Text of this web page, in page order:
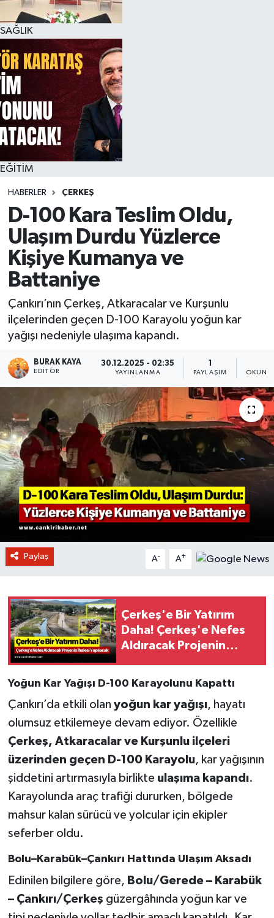
SAĞLIK
EĞİTİM
HABERLER ÇERKEŞ
D-100 Kara Teslim Oldu,
Ulaşım Durdu Yüzlerce
Kişiye Kumanya ve
Battaniye
Çankırı’nın Çerkeş, Atkaracalar ve Kurşunlu
ilçelerinden geçen D-100 Karayolu yoğun kar
yağışı nedeniyle ulaşıma kapandı.
BURAK KAYA
EDITÖR
30.12.2025 - 02:35
YAYINLANMA PAYLAŞIM
Paylaş A- A+
Çerkeş'e Bir Yatırım
Daha! Çerkeş'e Nefes
Aldıracak Projenin
Yoğun Kar Yağışı D-100 Karayolunu Kapattı
Çankırı’da etkili olan yoğun kar yağışı, hayatı
olumsuz etkilemeye devam ediyor. Özellikle
Çerkeş, Atkaracalar ve Kurşunlu ilçeleri
üzerinden geçen D-100 Karayolu, kar yağışının
şiddetini artırmasıyla birlikte ulaşıma kapandı.
Karayolunda araç trafiği dururken, bölgede
mahsur kalan sürücü ve yolcular için ekipler
seferber oldu.
Bolu–Karabük–Çankırı Hattında Ulaşım Aksadı
Edinilen bilgilere göre, Bolu/Gerede – Karabük
– Çankırı/Çerkeş güzergâhında yoğun kar ve